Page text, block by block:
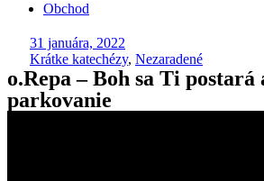
Obchod
31 januára, 2022
Krátke katechézy, Nezaradené
o.Repa – Boh sa Ti postará
parkovanie